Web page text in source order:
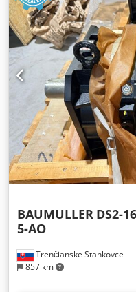
Trenčianske Stankovce
857 km
BAUMULLER DS2-
5-AO